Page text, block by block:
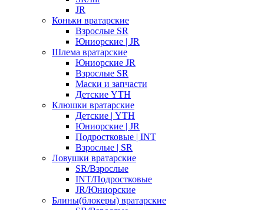
JR
Коньки вратарские
Взрослые SR
Юниорские | JR
Шлема вратарские
Юниорские JR
Взрослые SR
Маски и запчасти
Детские YTH
Клюшки вратарские
Детские | YTH
Юниорские | JR
Подростковые | INT
Взрослые | SR
Ловушки вратарские
SR/Взрослые
INT/Подростковые
JR/Юниорские
Блины(блокеры) вратарские